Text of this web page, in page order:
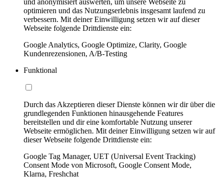
und anonymisiert auswerten, um unsere Webseite zu
optimieren und das Nutzungserlebnis insgesamt laufend zu
verbessern. Mit deiner Einwilligung setzen wir auf dieser
Webseite folgende Drittdienste ein:
Google Analytics, Google Optimize, Clarity, Google
Kundenrezensionen, A/B-Testing
Funktional
Durch das Akzeptieren dieser Dienste können wir dir über die
grundlegenden Funktionen hinausgehende Features
bereitstellen und dir eine komfortable Nutzung unserer
Webseite ermöglichen. Mit deiner Einwilligung setzen wir auf
dieser Webseite folgende Drittdienste ein:
Google Tag Manager, UET (Universal Event Tracking)
Consent Mode von Microsoft, Google Consent Mode,
Klarna, Freshchat